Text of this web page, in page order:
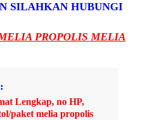
SILAHKAN HUBUNGI
PROPOLIS MELIA
Lengkap, no HP,
paket melia propolis